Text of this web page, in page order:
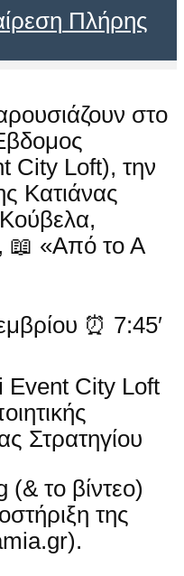
Πλήρης
στο
City Loft), την
Κατιάνας
📖 «Από το Α
⏰ 7:45′
Event City Loft
Στρατηγίου
το βίντεο)
της